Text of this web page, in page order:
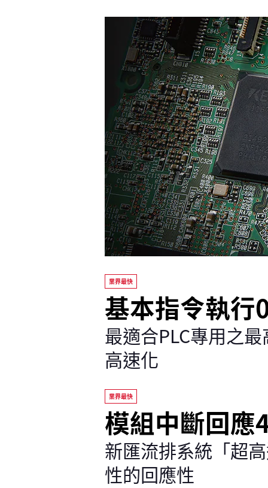
業界最快
基本指令執行
最適合PLC專用之
高速化
業界最快
模組中斷回應
新匯流排系統「超
性的回應性